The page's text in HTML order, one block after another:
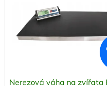
Nerezová váha na zvířata